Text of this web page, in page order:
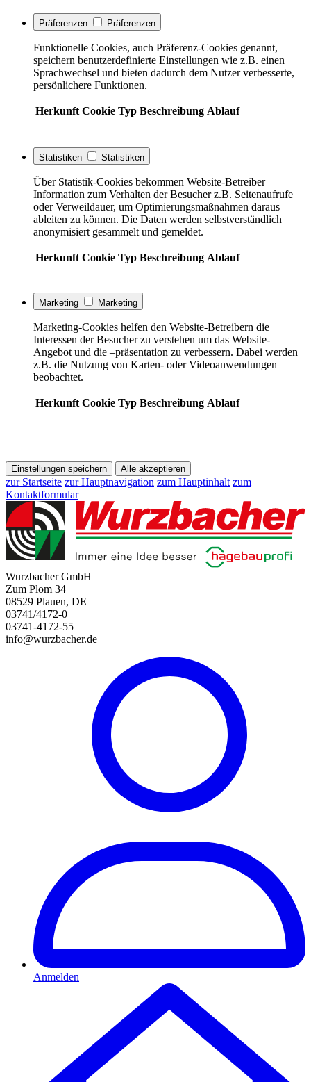
Präferenzen Präferenzen
Funktionelle Cookies, auch Präferenz-Cookies genannt,
speichern benutzerdefinierte Einstellungen wie z.B. einen
Sprachwechsel und bieten dadurch dem Nutzer verbesserte,
persönlichere Funktionen.
Herkunft Cookie Typ Beschreibung Ablauf
Statistiken Statistiken
Über Statistik-Cookies bekommen Website-Betreiber
Information zum Verhalten der Besucher z.B. Seitenaufrufe
oder Verweildauer, um Optimierungsmaßnahmen daraus
ableiten zu können. Die Daten werden selbstverständlich
anonymisiert gesammelt und gemeldet.
Herkunft Cookie Typ Beschreibung Ablauf
Marketing Marketing
Marketing-Cookies helfen den Website-Betreibern die
Interessen der Besucher zu verstehen um das Website-
Angebot und die –präsentation zu verbessern. Dabei werden
z.B. die Nutzung von Karten- oder Videoanwendungen
beobachtet.
Herkunft Cookie Typ Beschreibung Ablauf
Einstellungen speichern Alle akzeptieren
zur Startseite zur Hauptnavigation zum Hauptinhalt zum
Kontaktformular
Wurzbacher GmbH
Zum Plom 34
08529 Plauen, DE
03741/4172-0
03741-4172-55
info@wurzbacher.de
Anmelden